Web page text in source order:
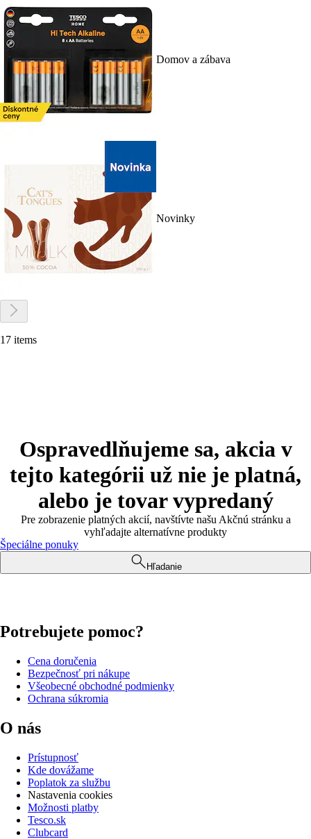
Domov a zábava
Novinky
17 items
Ospravedlňujeme sa, akcia v
tejto kategórii už nie je platná,
alebo je tovar vypredaný
Pre zobrazenie platných akcií, navštívte našu Akčnú stránku a
vyhľadajte alternatívne produkty
Špeciálne ponuky
Hľadanie
Potrebujete pomoc?
Cena doručenia
Bezpečnosť pri nákupe
Všeobecné obchodné podmienky
Ochrana súkromia
O nás
Prístupnosť
Kde dovážame
Poplatok za službu
Nastavenia cookies
Možnosti platby
Tesco.sk
Clubcard